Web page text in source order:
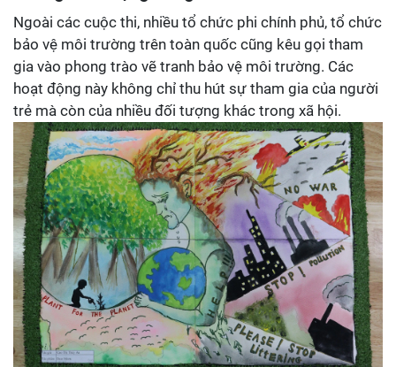
Ngoài các cuộc thi, nhiều tổ chức phi chính phủ, tổ chức
bảo vệ môi trường trên toàn quốc cũng kêu gọi tham
gia vào phong trào vẽ tranh bảo vệ môi trường. Các
hoạt động này không chỉ thu hút sự tham gia của người
trẻ mà còn của nhiều đối tượng khác trong xã hội.